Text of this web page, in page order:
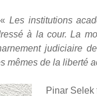
«Les ins­ti­tu­tions
à la cour. La
judi­ciaire
mêmes de la liber­té
Pinar Selek